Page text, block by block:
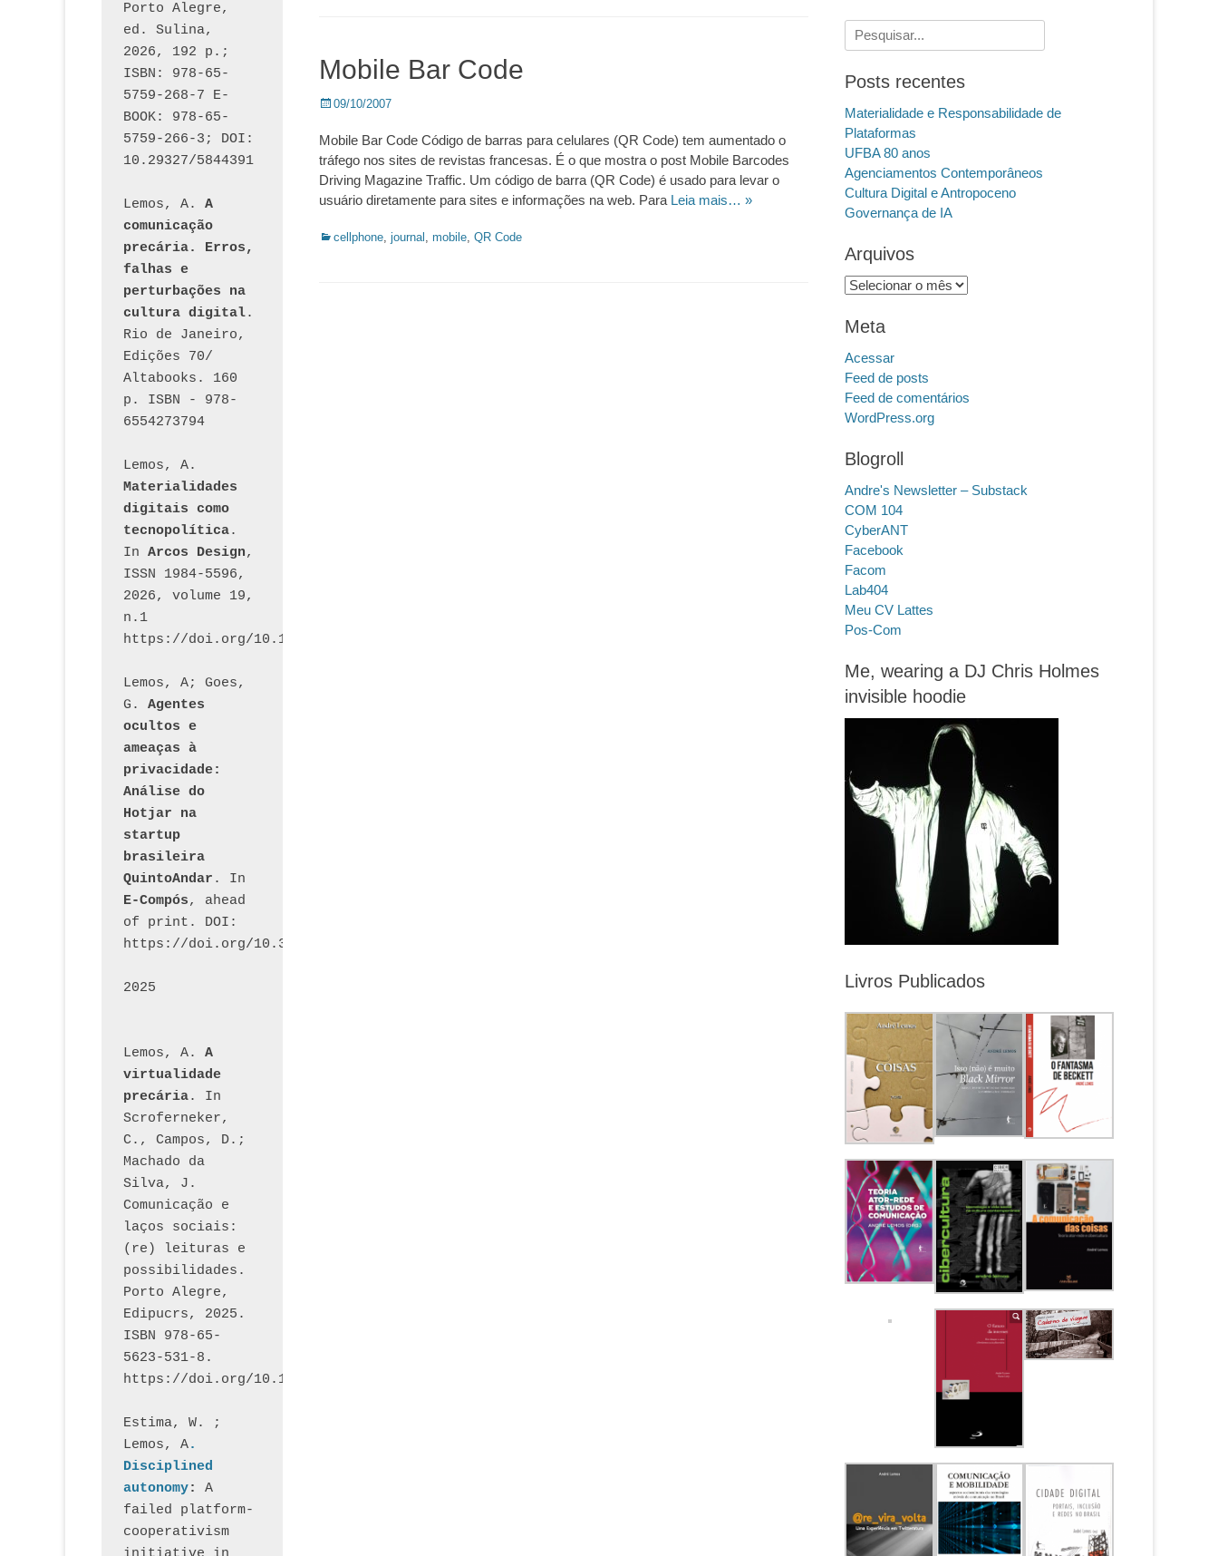
Mobile Bar Code
Posted
09/10/2007
Mobile Bar Code Código de barras para celulares (QR Code) tem aumentado o
tráfego nos sites de revistas francesas. É o que mostra o post Mobile Barcodes
Driving Magazine Traffic. Um código de barra (QR Code) é usado para levar o
usuário diretamente para sites e informações na web. Para Leia mais… »
Categorias:
cellphone, journal , mobile, QR Code
Pesquisar
por:
Posts recentes
Materialidade e Responsabilidade de
Plataformas
UFBA 80 anos
Agenciamentos Contemporâneos
Cultura Digital e Antropoceno
Governança de IA
Arquivos
Arquivos
Meta
Acessar
Feed de posts
Feed de comentários
WordPress.org
Blogroll
Andre's Newsletter – Substack
COM 104
CyberANT
Facebook
Facom
Lab404
Meu CV Lattes
Pos-Com
Me, wearing a DJ Chris Holmes
invisible hoodie
Livros Publicados
Porto Alegre,
ed. Sulina,
2026, 192 p.;
ISBN: 978-65-
5759-268-7 E-
BOOK: 978-65-
5759-266-3; DOI:
10.29327/5844391
Lemos, A. A
comunicação
precária. Erros,
falhas e
perturbações na
cultura digital.
Rio de Janeiro,
Edições 70/
Altabooks. 160
p. ISBN - 978-
6554273794
Materialidades
digitais como
tecnopolítica.
In Arcos Design,
ISSN 1984-5596,
2026, volume 19,
n.1
https://doi.org/10.12957/arcosdesign.2026.95390
Lemos, A; Goes,
G. Agentes
ocultos e
ameaças à
privacidade:
Análise do
Hotjar na
startup
brasileira
QuintoAndar
E-Compós, ahead
of print. DOI:
https://doi.org/10.30962/ecomps.3231
2025
Lemos, A. A
virtualidade
precária. In
Scroferneker,
C., Campos, D.;
Machado da
Silva, J.
Comunicação e
laços sociais:
(re) leituras e
possibilidades.
Porto Alegre,
Edipucrs, 2025.
ISBN 978-65-
5623-531-8.
https://doi.org/10.15448/1877.3
Estima, W. ;
Lemos, A.
Disciplined
autonomy: A
failed platform-
cooperativism